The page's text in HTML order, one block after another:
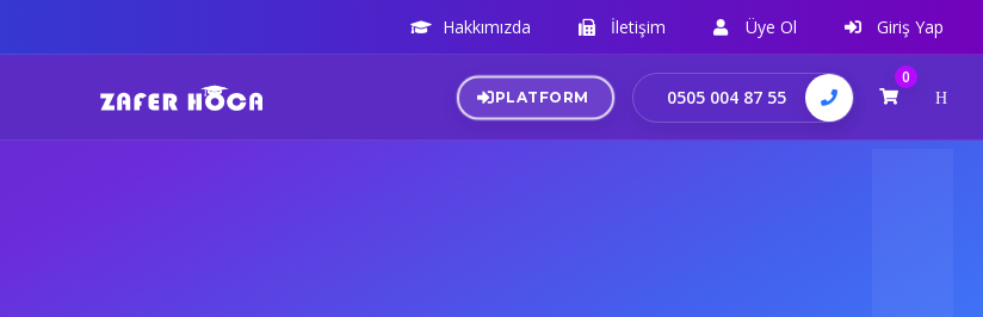
Hakkımızda İletişim Üye Ol Giriş Yap
PLATFORM 0505 004 87 55
0